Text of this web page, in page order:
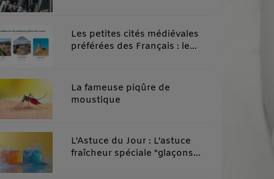
Les petites cités médiévales
préférées des Français : le
La fameuse piqûre de
moustique
L'Astuce du Jour : L'astuce
fraîcheur spéciale "glaçons